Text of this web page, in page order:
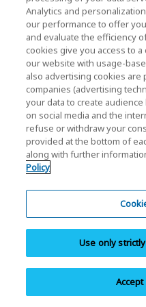
Az MTTF (átlagos idő a
vagy becsüli a termék
hibaarányához kapcsolódó
feltétlenül tükrözi
termék tényleges
A PCIe VDM (szállító által
támogatott.
Az olvasási és írási
írási feltételektől, valamint
A termékleírás és a dizájn
megváltoztatható.
A termékképek dizájn
A véletlen adatvesztés
Analytics and
our performance to offer
and evaluate the efficiency
cookies give you access to
our website with usage-
also advertising cookies are
companies (advertising
your data to create
on social media and the
refuse or withdraw your
provided at the bottom of
along with further
Policy
Use only